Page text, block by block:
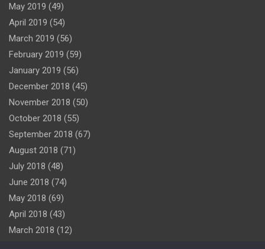
May 2019 (49)
April 2019 (54)
March 2019 (56)
February 2019 (59)
January 2019 (56)
December 2018 (45)
November 2018 (50)
October 2018 (55)
September 2018 (67)
August 2018 (71)
July 2018 (48)
June 2018 (74)
May 2018 (69)
April 2018 (43)
March 2018 (12)